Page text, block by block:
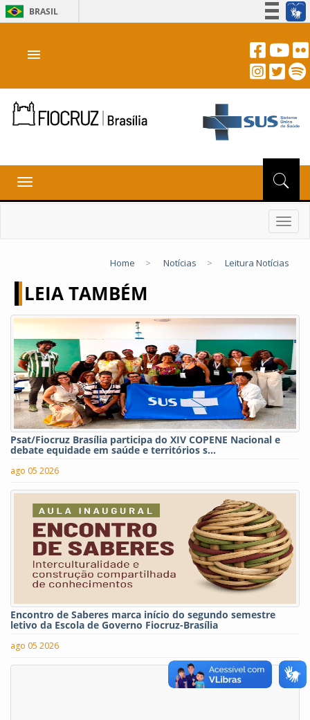
BRASIL
Acesso à informação
Canais
menu
Toggle
navigation
Home > Notícias > Leitura Notícias
LEIA TAMBÉM
Psat/Fiocruz Brasília participa do XIV COPENE Nacional e
debate equidade em saúde e territórios s...
ago 05 2026
Encontro de Saberes marca início do segundo semestre
letivo da Escola de Governo Fiocruz-Brasília
ago 05 2026